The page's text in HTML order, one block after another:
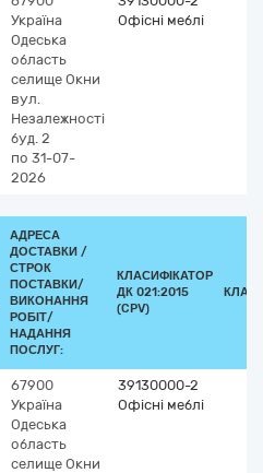
Україна
Одеська
область
селище Окни
вул.
Незалежності
буд. 2
по 31-07-
2026
Офісні меблі
АДРЕСА
ДОСТАВКИ /
СТРОК
ПОСТАВКИ/
ВИКОНАННЯ
РОБІТ/
НАДАННЯ
ПОСЛУГ:
КЛАСИФІКАТОР
ДК 021:2015
(CPV)
67900
Україна
Одеська
область
селище Окни
39130000-2
Офісні меблі